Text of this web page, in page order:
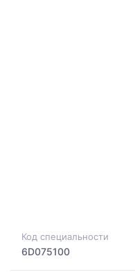
Код специальности
6D075100